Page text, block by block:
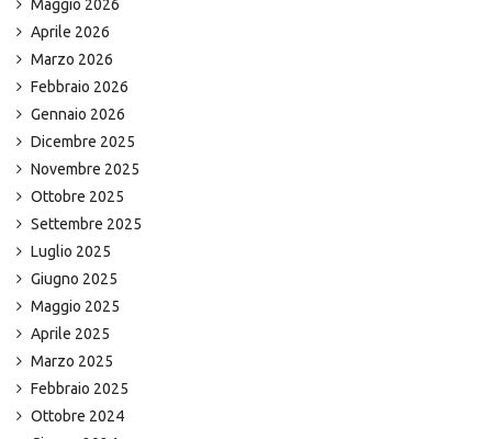
Maggio 2026
Aprile 2026
Marzo 2026
Febbraio 2026
Gennaio 2026
Dicembre 2025
Novembre 2025
Ottobre 2025
Settembre 2025
Luglio 2025
Giugno 2025
Maggio 2025
Aprile 2025
Marzo 2025
Febbraio 2025
Ottobre 2024